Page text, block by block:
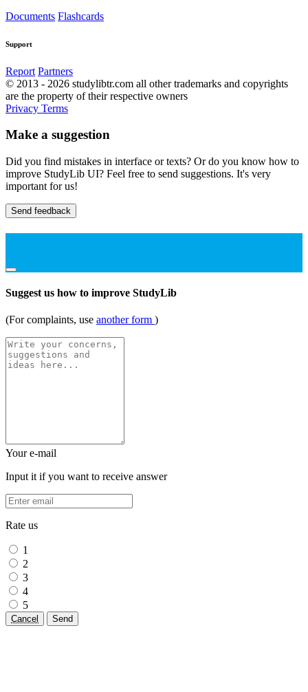
Documents Flashcards
Support
Report Partners
© 2013 - 2026 studylibtr.com all other trademarks and copyrights
are the property of their respective owners
Privacy Terms
Make a suggestion
Did you find mistakes in interface or texts? Or do you know how to
improve StudyLib UI? Feel free to send suggestions. It's very
important for us!
Send feedback
Suggest us how to improve StudyLib
(For complaints, use another form )
Your e-mail
Input it if you want to receive answer
Rate us
1
2
3
4
5
Cancel Send